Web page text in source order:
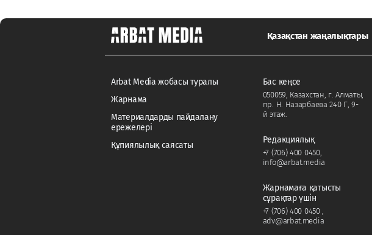
Қазақстан жаңалықтары
Arbat Media жобасы туралы
Жарнама
Материалдарды пайдалану
ережелері
Құпиялылық саясаты
Бас кеңсе
050059, Казахстан, г. Алматы,
пр. Н. Назарбаева 240 Г, 9-
й этаж.
Редакциялық
+7 (706) 400 0450,
info@arbat.media
Жарнамаға қатысты
сұрақтар үшін
+7 (706) 400 0450
adv@arbat.media